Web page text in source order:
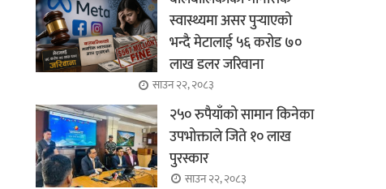
स्वास्थ्यमा असर पुर्‍याएको
भन्दै मेटालाई ५६ करोड ७०
लाख डलर जरिवाना
साउन २२, २०८३
२५० रुपैयाँको सामान किनेका
उपभोक्ताले जिते १० लाख
पुरस्कार
साउन २२, २०८३